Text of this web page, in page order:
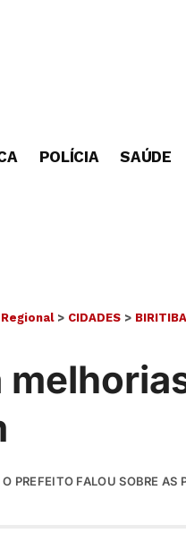
POLÍCIA SAÚDE
> CIDADES>
PREFEITO FALOU SOBRE